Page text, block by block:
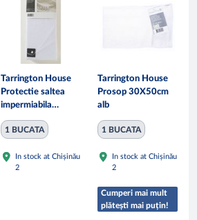
Tarrington House
Protectie saltea
impermiabila
160x200X30 alb
1 BUCATA
In stock at Chișinău
2
Tarrington House
Prosop 30X50cm
alb
1 BUCATA
In stock at Chișinău
2
Cumperi mai mult
plătești mai puțin!